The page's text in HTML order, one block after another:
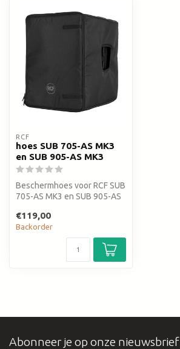
RCF
hoes SUB 705-AS MK3
en SUB 905-AS MK3
Beschermhoes voor RCF SUB
705-AS MK3 en SUB 905-AS
€119,00
Backorder
Abonneer je op onze nieuwsbrief